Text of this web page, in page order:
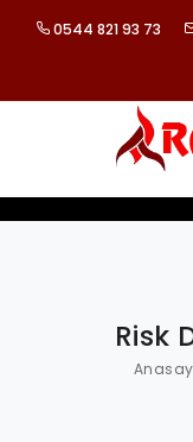
0544 821 93 73
ANASAYFA
REFERANSLARIMIZ
Risk